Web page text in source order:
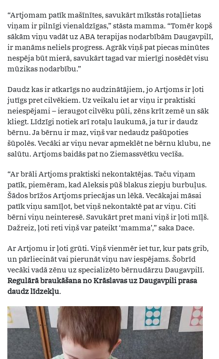
“Artjomam patīk mašīnītes, savukārt mīkstās rotaļlietas
viņam ir pilnīgi vienaldzīgas,” stāsta mamma. “Tomēr kopš
sākām viņu vadāt uz ABA terapijas nodarbībām Daugavpilī,
ir manāms neliels progress. Agrāk viņš pat piecas minūtes
nespēja būt mierā, savukārt tagad var mierīgi nosēdēt visu
mūzikas nodarbību.”
Daudz kas ir atkarīgs no audzinātājiem, jo Artjoms ir ļoti
jutīgs pret cilvēkiem. Uz veikalu iet ar viņu ir praktiski
neiespējami – ieraugot cilvēku pūli, zēns krīt zemē un sāk
kliegt. Līdzīgi notiek arī rotaļu laukumā, ja tur ir daudz
bērnu. Ja bērnu ir maz, viņš var nedaudz pašūpoties
šūpolēs. Vecāki ar viņu nevar apmeklēt ne bērnu klubu, ne
salūtu. Artjoms baidās pat no Ziemassvētku vecīša.
“Ar brāli Artjoms praktiski nekontaktējas. Taču viņam
patīk, piemēram, kad Aleksis pūš blakus ziepju burbuļus.
Šādos brīžos Artjoms priecājas un lēkā. Vecākajai māsai
patīk viņu samīļot, bet viņš nekontaktē pat ar viņu. Citi
bērni viņu neinteresē. Savukārt pret mani viņš ir ļoti mīļš.
Dažreiz, ļoti reti viņš var pateikt ‘mamma’,” saka Dace.
Ar Artjomu ir ļoti grūti. Viņš vienmēr iet tur, kur pats grib,
un pārliecināt vai pierunāt viņu nav iespējams. Šobrīd
vecāki vadā zēnu uz specializēto bērnudārzu Daugavpilī.
Regulārā braukāšana no Krāslavas uz Daugavpili prasa
daudz līdzekļu.